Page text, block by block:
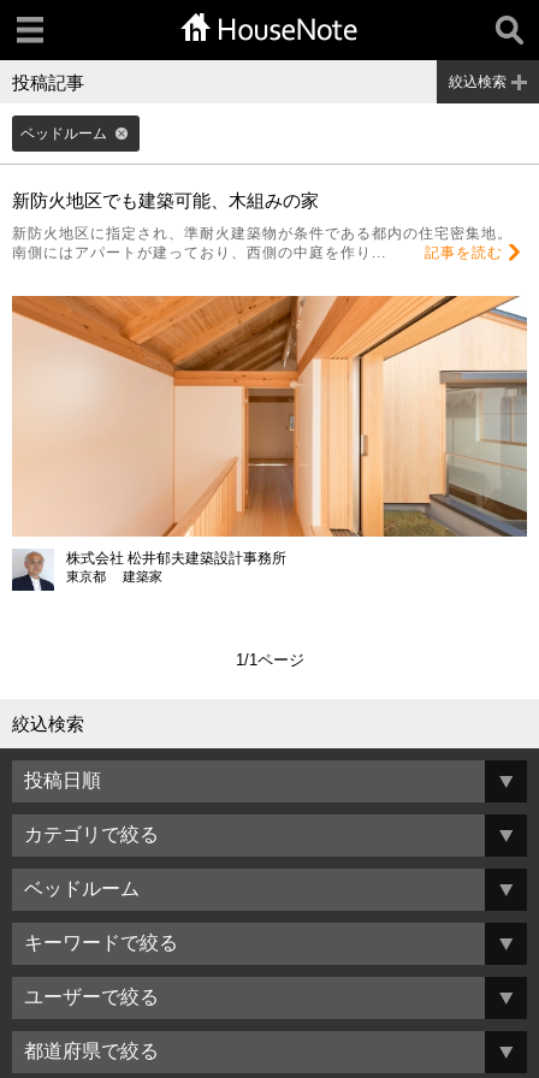
投稿記事 絞込検索
ベッドルーム
新防火地区でも建築可能、木組みの家
新防火地区に指定され、準耐火建築物が条件である都内の住宅密集地。
南側にはアパートが建っており、西側の中庭を作り...
記事を読む
株式会社 松井郁夫建築設計事務所
東京都 建築家
1/1ページ
絞込検索